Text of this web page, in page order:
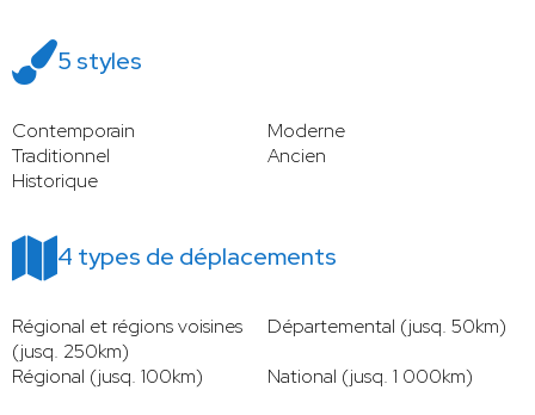
5 styles
Contemporain
Moderne
Traditionnel
Ancien
Historique
4 types de déplacements
Régional et régions voisines
(jusq. 250km)
Départemental (jusq. 50km)
Régional (jusq. 100km)
National (jusq. 1 000km)